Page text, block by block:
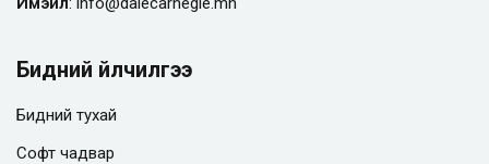
Бидний үйлчилгээ
Бидний тухай
Софт чадвар